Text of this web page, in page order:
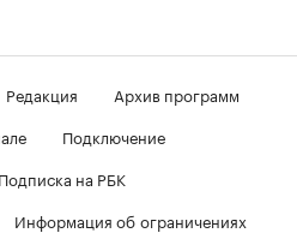
Редакция
Архив программ
Подключение
Подписка на РБК
Информация об ограничениях